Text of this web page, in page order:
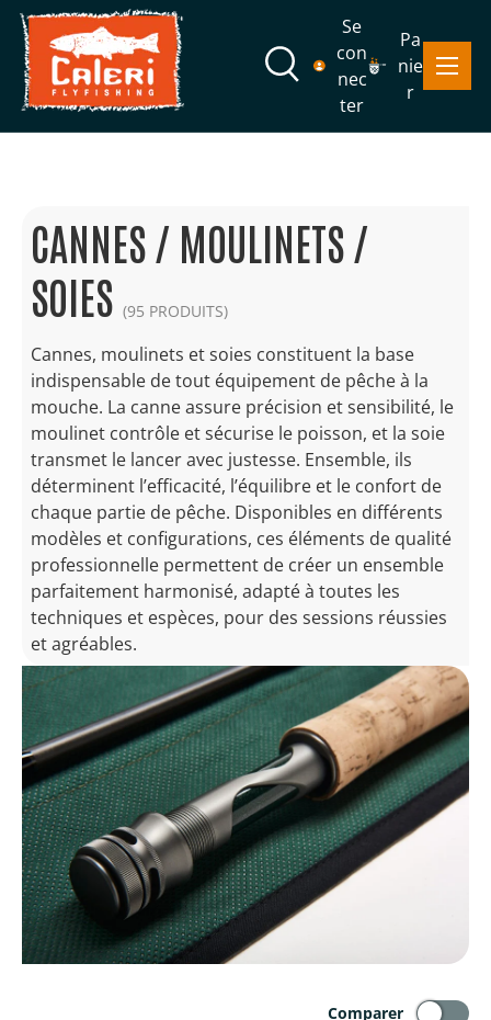
Aller au contenu
Recherche
Recherche
Se
con
nec
ter
Pa
nie
r
Menu
CANNES / MOULINETS /
SOIES (95 PRODUITS)
Cannes, moulinets et soies constituent la base
indispensable de tout équipement de pêche à la
mouche. La canne assure précision et sensibilité, le
moulinet contrôle et sécurise le poisson, et la soie
transmet le lancer avec justesse. Ensemble, ils
déterminent l’efficacité, l’équilibre et le confort de
chaque partie de pêche. Disponibles en différents
modèles et configurations, ces éléments de qualité
professionnelle permettent de créer un ensemble
parfaitement harmonisé, adapté à toutes les
techniques et espèces, pour des sessions réussies
et agréables.
Comparer